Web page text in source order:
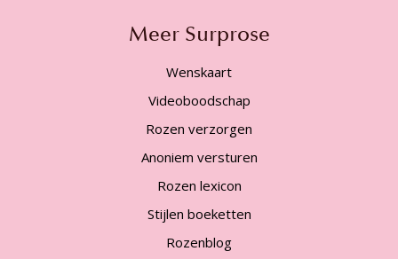
Meer Surprose
Wenskaart
Videoboodschap
Rozen verzorgen
Anoniem versturen
Rozen lexicon
Stijlen boeketten
Rozenblog